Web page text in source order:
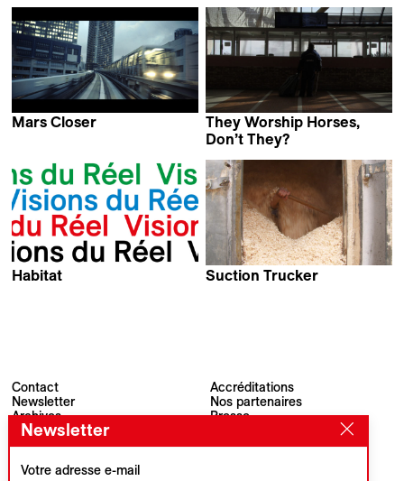
Christina Stuhlberger
Mars Closer
They Worship Horses,
Don’t They?
Habitat
Suction Trucker
Contact
Newsletter
Archives
Accréditations
Nos partenaires
Presse
Visions du Réel
CH–1260 Nyon
Newsletter
Votre adresse e-mail